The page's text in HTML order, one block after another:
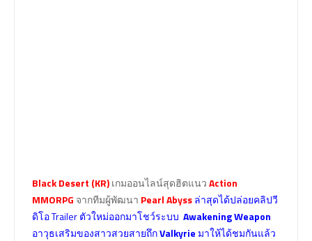
Black Desert (KR)เกมออนไลน์สุดฮิตแนวAction
MMORPG จากทีมผู้พัฒนา Pearl Abyssล่าสุดได้ปล่อยคลิปวี
ดิโอ Trailer ตัวใหม่ออกมาโชว์ระบบ Awakening Weapon
อาวุธเสริมของสาวสวยสายถึกValkyrieมาให้ได้ชมกันแล้ว